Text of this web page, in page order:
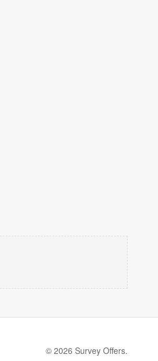
© 2026 Survey Offers.